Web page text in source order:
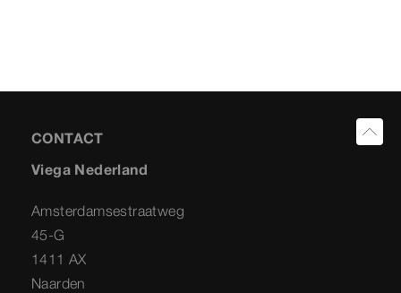
CONTACT
Viega Nederland
Amsterdamsestraatweg
45-G
1411 AX
Naarden